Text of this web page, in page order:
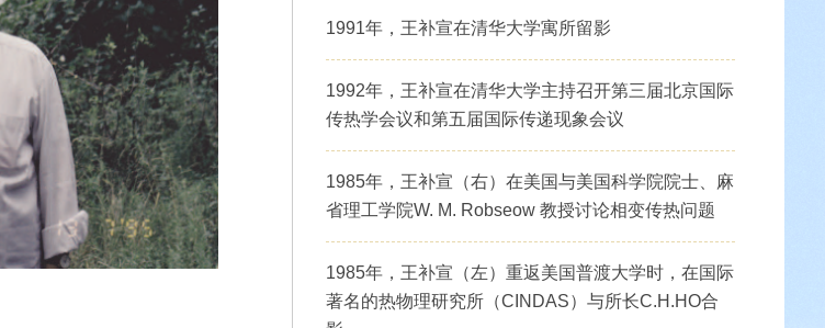
1991年，王补宣在清华大学寓所留影
1992年，王补宣在清华大学主持召开第三届北京国际
传热学会议和第五届国际传递现象会议
1985年，王补宣（右）在美国与美国科学院院士、麻
省理工学院W. M. Robseow 教授讨论相变传热问题
1985年，王补宣（左）重返美国普渡大学时，在国际
著名的热物理研究所（CINDAS）与所长C.H.HO合